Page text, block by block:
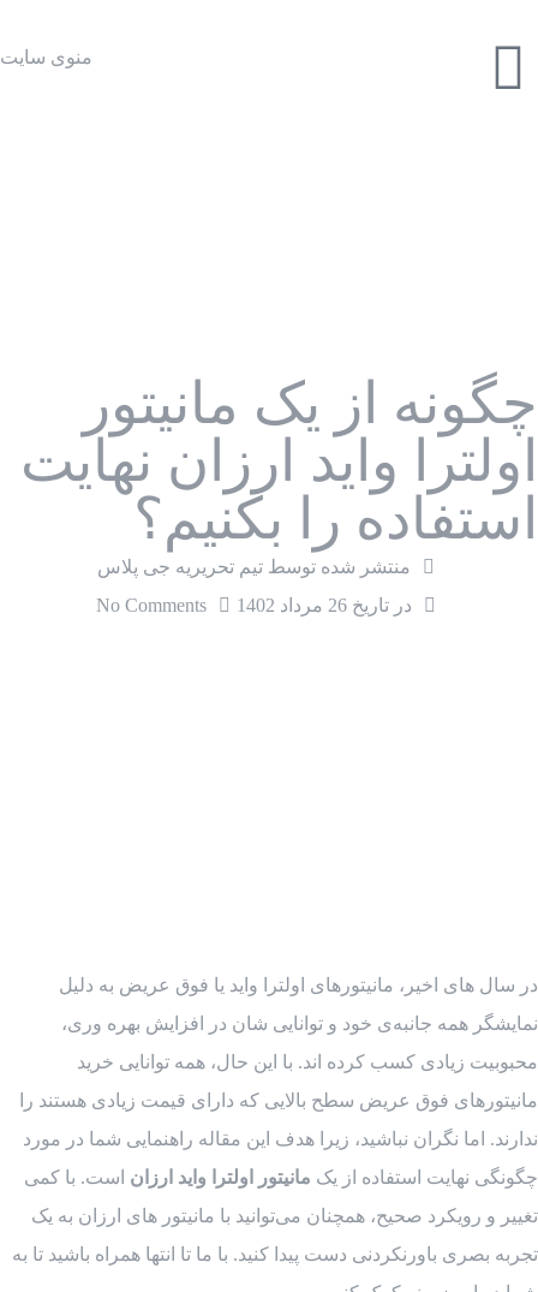
منوی سایت
چگونه از یک مانیتور
اولترا واید ارزان نهایت
استفاده را بکنیم؟
منتشر شده توسط تیم تحریریه جی پلاس
در تاریخ 26 مرداد 1402 No Comments
در سال های اخیر، مانیتورهای اولترا واید یا فوق عریض به دلیل
نمایشگر همه جانبه‌ی خود و توانایی شان در افزایش بهره وری،
محبوبیت زیادی کسب کرده اند. با این حال، همه توانایی خرید
مانیتورهای فوق عریض سطح بالایی که دارای قیمت زیادی هستند را
ندارند. اما نگران نباشید، زیرا هدف این مقاله راهنمایی شما در مورد
چگونگی نهایت استفاده از یک مانیتور اولترا واید ارزان است. با کمی
تغییر و رویکرد صحیح، همچنان می‌توانید با مانیتور های ارزان به یک
تجربه بصری باورنکردنی دست پیدا کنید. با ما تا انتها همراه باشید تا به